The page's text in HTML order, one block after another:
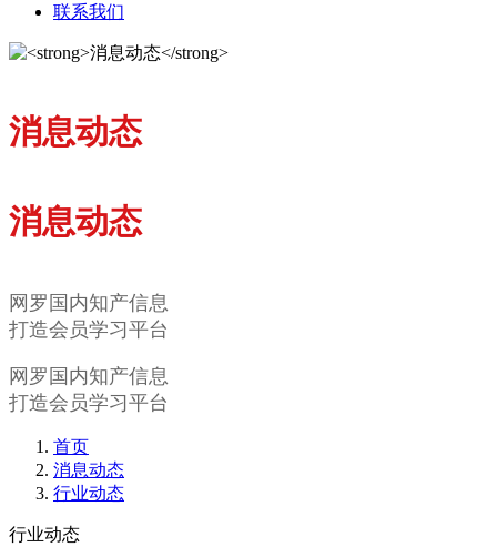
联系我们
消息动态
消息动态
网罗国内知产信息
打造会员学习平台
网罗国内知产信息
打造会员学习平台
首页
消息动态
行业动态
行业动态